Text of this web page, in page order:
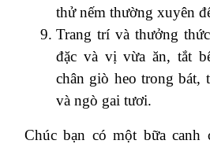
thử nếm thường xuyên
Trang trí và thưởng
đặc và vị vừa ăn, tắt
chân giò heo trong bát,
và ngò gai tươi.
Chúc bạn có một bữa canh